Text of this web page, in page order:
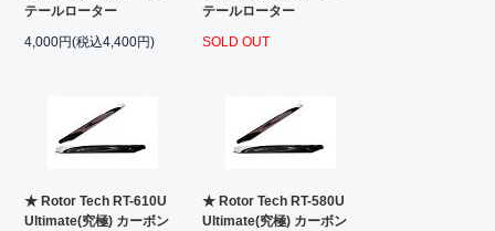
テールローター
4,000円(税込4,400円)
テールローター
SOLD OUT
★ Rotor Tech RT-610U
Ultimate(究極) カーボン
★ Rotor Tech RT-580U
Ultimate(究極) カーボン